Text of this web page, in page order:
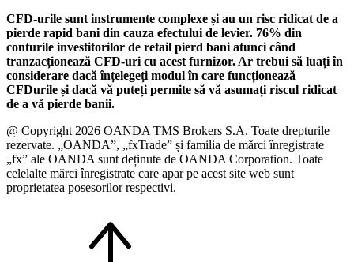
CFD-urile sunt instrumente complexe și au un risc ridicat de a
pierde rapid bani din cauza efectului de levier. 76% din
conturile investitorilor de retail pierd bani atunci când
tranzacționează CFD-uri cu acest furnizor. Ar trebui să luați în
considerare dacă înțelegeți modul în care funcționează
CFDurile și dacă vă puteți permite să vă asumați riscul ridicat
de a vă pierde banii.
@ Copyright 2026 OANDA TMS Brokers S.A. Toate drepturile
rezervate. „OANDA”, „fxTrade” și familia de mărci înregistrate
„fx” ale OANDA sunt deținute de OANDA Corporation. Toate
celelalte mărci înregistrate care apar pe acest site web sunt
proprietatea posesorilor respectivi.